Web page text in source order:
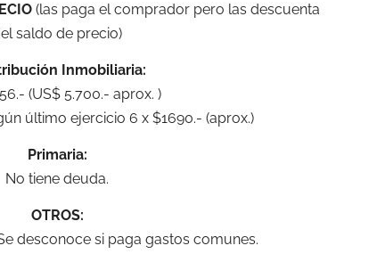
(las paga el comprador pero las descuenta
saldo de precio)
Inmobiliaria:
(US$ 5.700.- aprox. )
último ejercicio 6 x $1690.- (aprox.)
Primaria:
No tiene deuda.
OTROS:
desconoce si paga gastos comunes.